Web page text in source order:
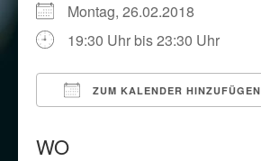
Montag, 26.02.2018
19:30 Uhr bis 23:30 Uhr
ZUM KALENDER HINZUFÜGEN
WO